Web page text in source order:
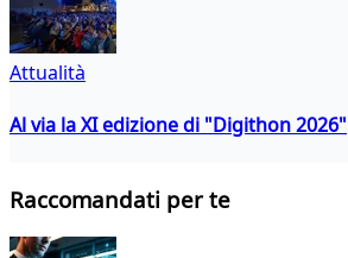
Attualità
Al via la XI edizione di "Digithon 2026"
Raccomandati per te